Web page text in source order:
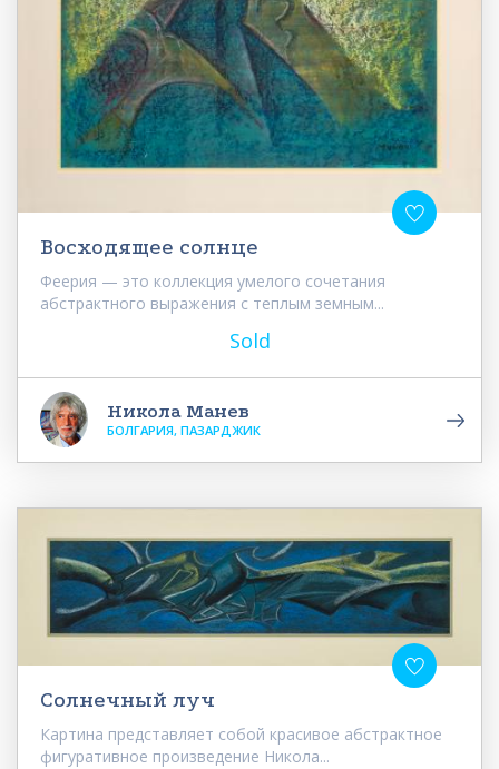
Восходящее солнце
Феерия — это коллекция умелого сочетания
абстрактного выражения с теплым земным...
Sold
Никола Манев
БОЛГАРИЯ, ПАЗАРДЖИК
Солнечный луч
Картина представляет собой красивое абстрактное
фигуративное произведение Никола...